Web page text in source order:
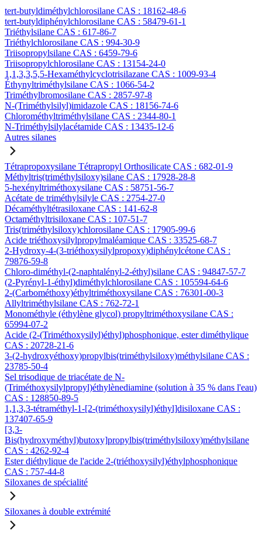
tert-butyldiméthylchlorosilane CAS : 18162-48-6
tert-butyldiphénylchlorosilane CAS : 58479-61-1
Triéthylsilane CAS : 617-86-7
Triéthylchlorosilane CAS : 994-30-9
Triisopropylsilane CAS : 6459-79-6
Triisopropylchlorosilane CAS : 13154-24-0
1,1,3,3,5,5-Hexaméthylcyclotrisilazane CAS : 1009-93-4
Éthynyltriméthylsilane CAS : 1066-54-2
Triméthylbromosilane CAS : 2857-97-8
N-(Triméthylsilyl)imidazole CAS : 18156-74-6
Chlorométhyltriméthylsilane CAS : 2344-80-1
N-Triméthylsilylacétamide CAS : 13435-12-6
Autres silanes
Tétrapropoxysilane Tétrapropyl Orthosilicate CAS : 682-01-9
Méthyltris(triméthylsiloxy)silane CAS : 17928-28-8
5-hexényltriméthoxysilane CAS : 58751-56-7
Acétate de triméthylsilyle CAS : 2754-27-0
Décaméthyltétrasiloxane CAS : 141-62-8
Octaméthyltrisiloxane CAS : 107-51-7
Tris(triméthylsiloxy)chlorosilane CAS : 17905-99-6
Acide triéthoxysilylpropylmaléamique CAS : 33525-68-7
2-Hydroxy-4-(3-triéthoxysilylpropoxy)diphénylcétone CAS :
79876-59-8
Chloro-diméthyl-(2-naphtalényl-2-éthyl)silane CAS : 94847-57-7
(2-Pyrényl-1-éthyl)diméthylchlorosilane CAS : 105594-64-6
2-(Carbométhoxy)éthyltriméthoxysilane CAS : 76301-00-3
Allyltriméthylsilane CAS : 762-72-1
Monométhyle (éthylène glycol) propyltriméthoxysilane CAS :
65994-07-2
Acide (2-(Triméthoxysilyl)éthyl)phosphonique, ester diméthylique
CAS : 20728-21-6
3-(2-hydroxyéthoxy)propylbis(triméthylsiloxy)méthylsilane CAS :
23785-50-4
Sel trisodique de triacétate de N-
(Triméthoxysilylpropyl)éthylènediamine (solution à 35 % dans l'eau)
CAS : 128850-89-5
1,1,3,3-tétraméthyl-1-[2-(triméthoxysilyl)éthyl]disiloxane CAS :
137407-65-9
[3,3-
Bis(hydroxyméthyl)butoxy]propylbis(triméthylsiloxy)méthylsilane
CAS : 4262-92-4
Ester diéthylique de l'acide 2-(triéthoxysilyl)éthylphosphonique
CAS : 757-44-8
Siloxanes de spécialité
Siloxanes à double extrémité